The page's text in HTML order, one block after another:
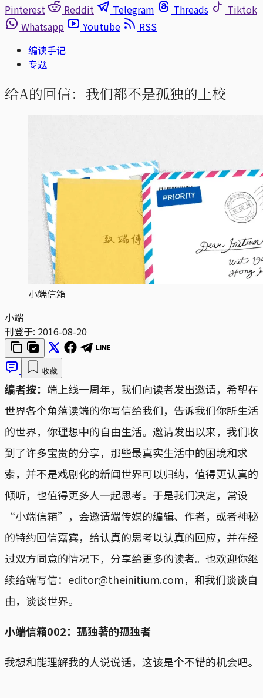
Pinterest
Reddit Telegram Threads
Tiktok
Whatsapp
Youtube
RSS
编读手记
专题
给A的回信：我们都不是孤独的上校
小端信箱
小端
刊登于: 2016-08-20
收藏
编者按： 端上线一周年，我们向读者发出邀请，希望在
世界各个角落读端的你写信给我们，告诉我们你所生活
的世界，你理想中的自由生活。邀请发出以来，我们收
到了许多宝贵的分享，那些最真实生活中的困境和求
索，并不是戏剧化的新闻世界可以归纳，值得更认真的
倾听，也值得更多人一起思考。于是我们决定，常设
“小端信箱”，会邀请端传媒的编辑、作者，或者神秘
的特约回信嘉宾，给认真的思考以认真的回应，并在经
过双方同意的情况下，分享给更多的读者。也欢迎你继
续给端写信：editor@theinitium.com，和我们谈谈自
由，谈谈世界。
小端信箱002：孤独著的孤独者
我想和能理解我的人说说话，这该是个不错的机会吧。